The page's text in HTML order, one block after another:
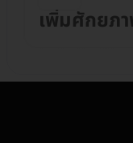
เพิ่มศักยภ